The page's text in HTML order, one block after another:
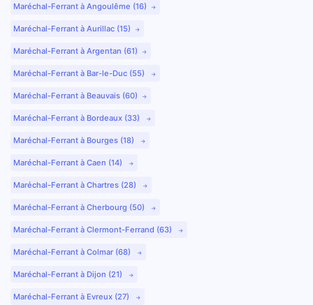
Maréchal-Ferrant à Angoulême (16)
Maréchal-Ferrant à Aurillac (15)
Maréchal-Ferrant à Argentan (61)
Maréchal-Ferrant à Bar-le-Duc (55)
Maréchal-Ferrant à Beauvais (60)
Maréchal-Ferrant à Bordeaux (33)
Maréchal-Ferrant à Bourges (18)
Maréchal-Ferrant à Caen (14)
Maréchal-Ferrant à Chartres (28)
Maréchal-Ferrant à Cherbourg (50)
Maréchal-Ferrant à Clermont-Ferrand (63)
Maréchal-Ferrant à Colmar (68)
Maréchal-Ferrant à Dijon (21)
Maréchal-Ferrant à Evreux (27)